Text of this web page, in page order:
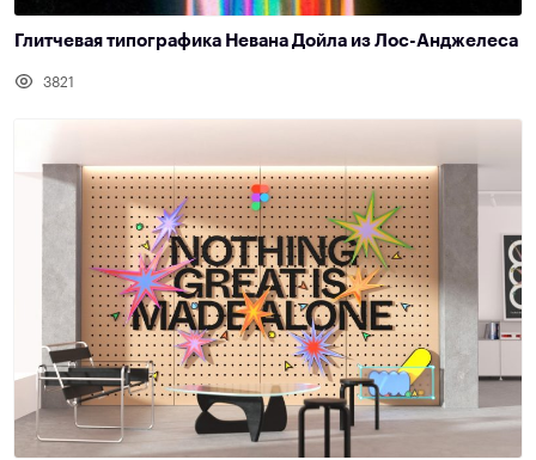
Глитчевая типографика Невана Дойла из Лос-Анджелеса
3821